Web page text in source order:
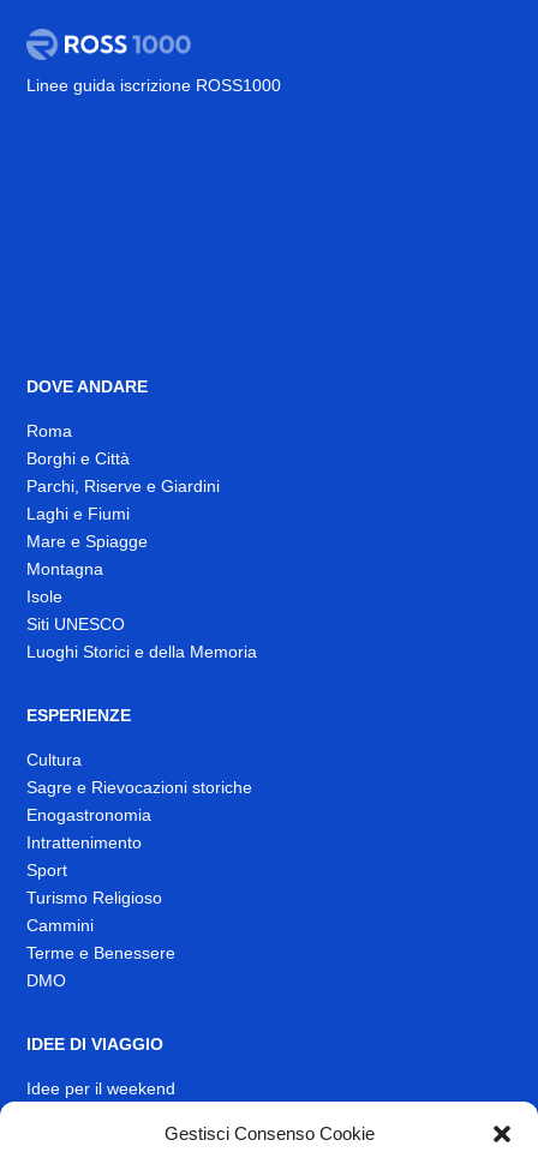
Gestisci Consenso Cookie
Linee guida iscrizione ROSS1000
DOVE ANDARE
Roma
Borghi e Città
Parchi, Riserve e Giardini
Laghi e Fiumi
Mare e Spiagge
Montagna
Isole
Siti UNESCO
Luoghi Storici e della Memoria
ESPERIENZE
Cultura
Sagre e Rievocazioni storiche
Enogastronomia
Intrattenimento
Sport
Turismo Religioso
Cammini
Terme e Benessere
DMO
IDEE DI VIAGGIO
Idee per il weekend